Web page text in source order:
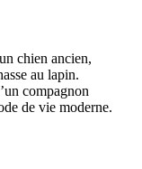
chien ancien,
au lapin.
compagnon
de vie moderne.